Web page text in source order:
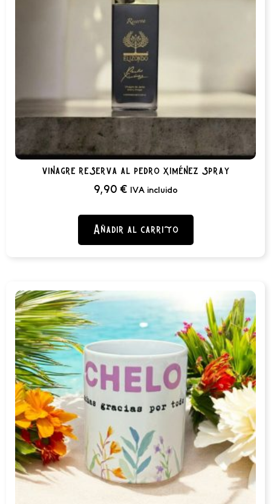
vinagre reserva al pedro ximénez spray
9,90 € IVA incluido
Añadir al carrito